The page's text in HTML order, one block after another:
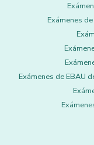
Exámenes
Exámenes de EBAU